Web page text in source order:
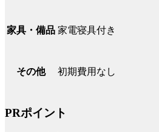
家具・備品 家電寝具付き
その他 初期費用なし
PRポイント